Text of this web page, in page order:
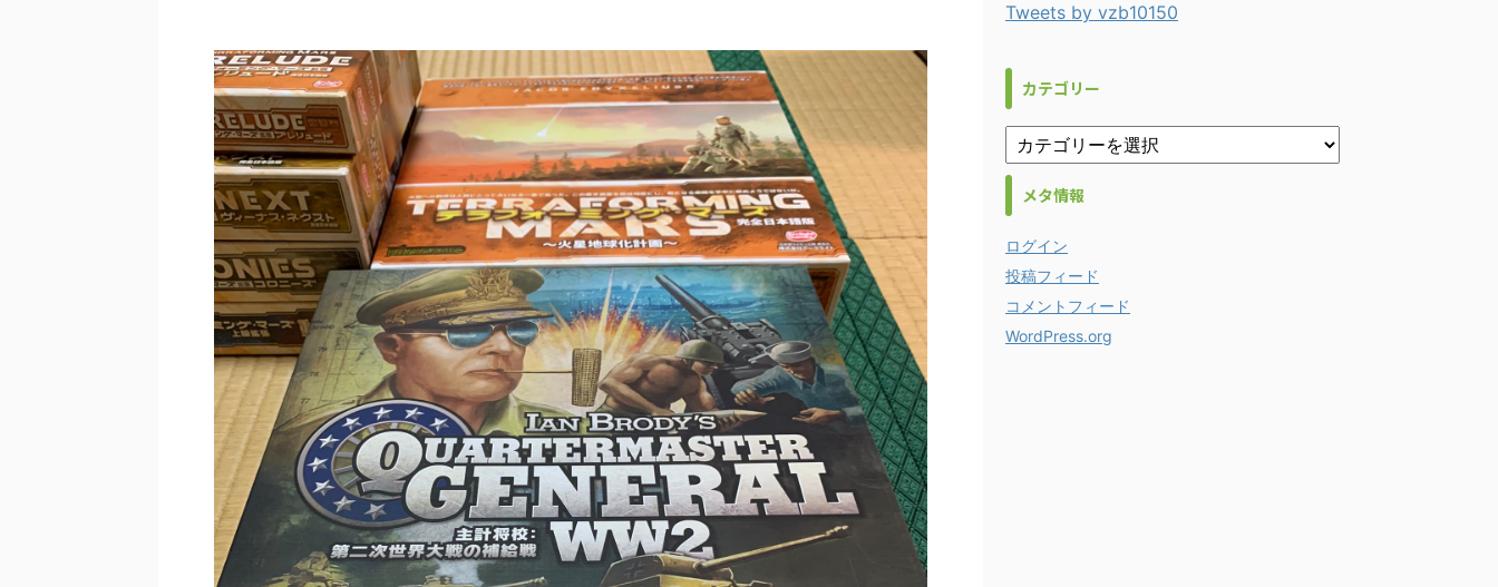
Tweets by vzb10150
カテゴリー
メタ情報
ログイン
投稿フィード
コメントフィード
WordPress.org